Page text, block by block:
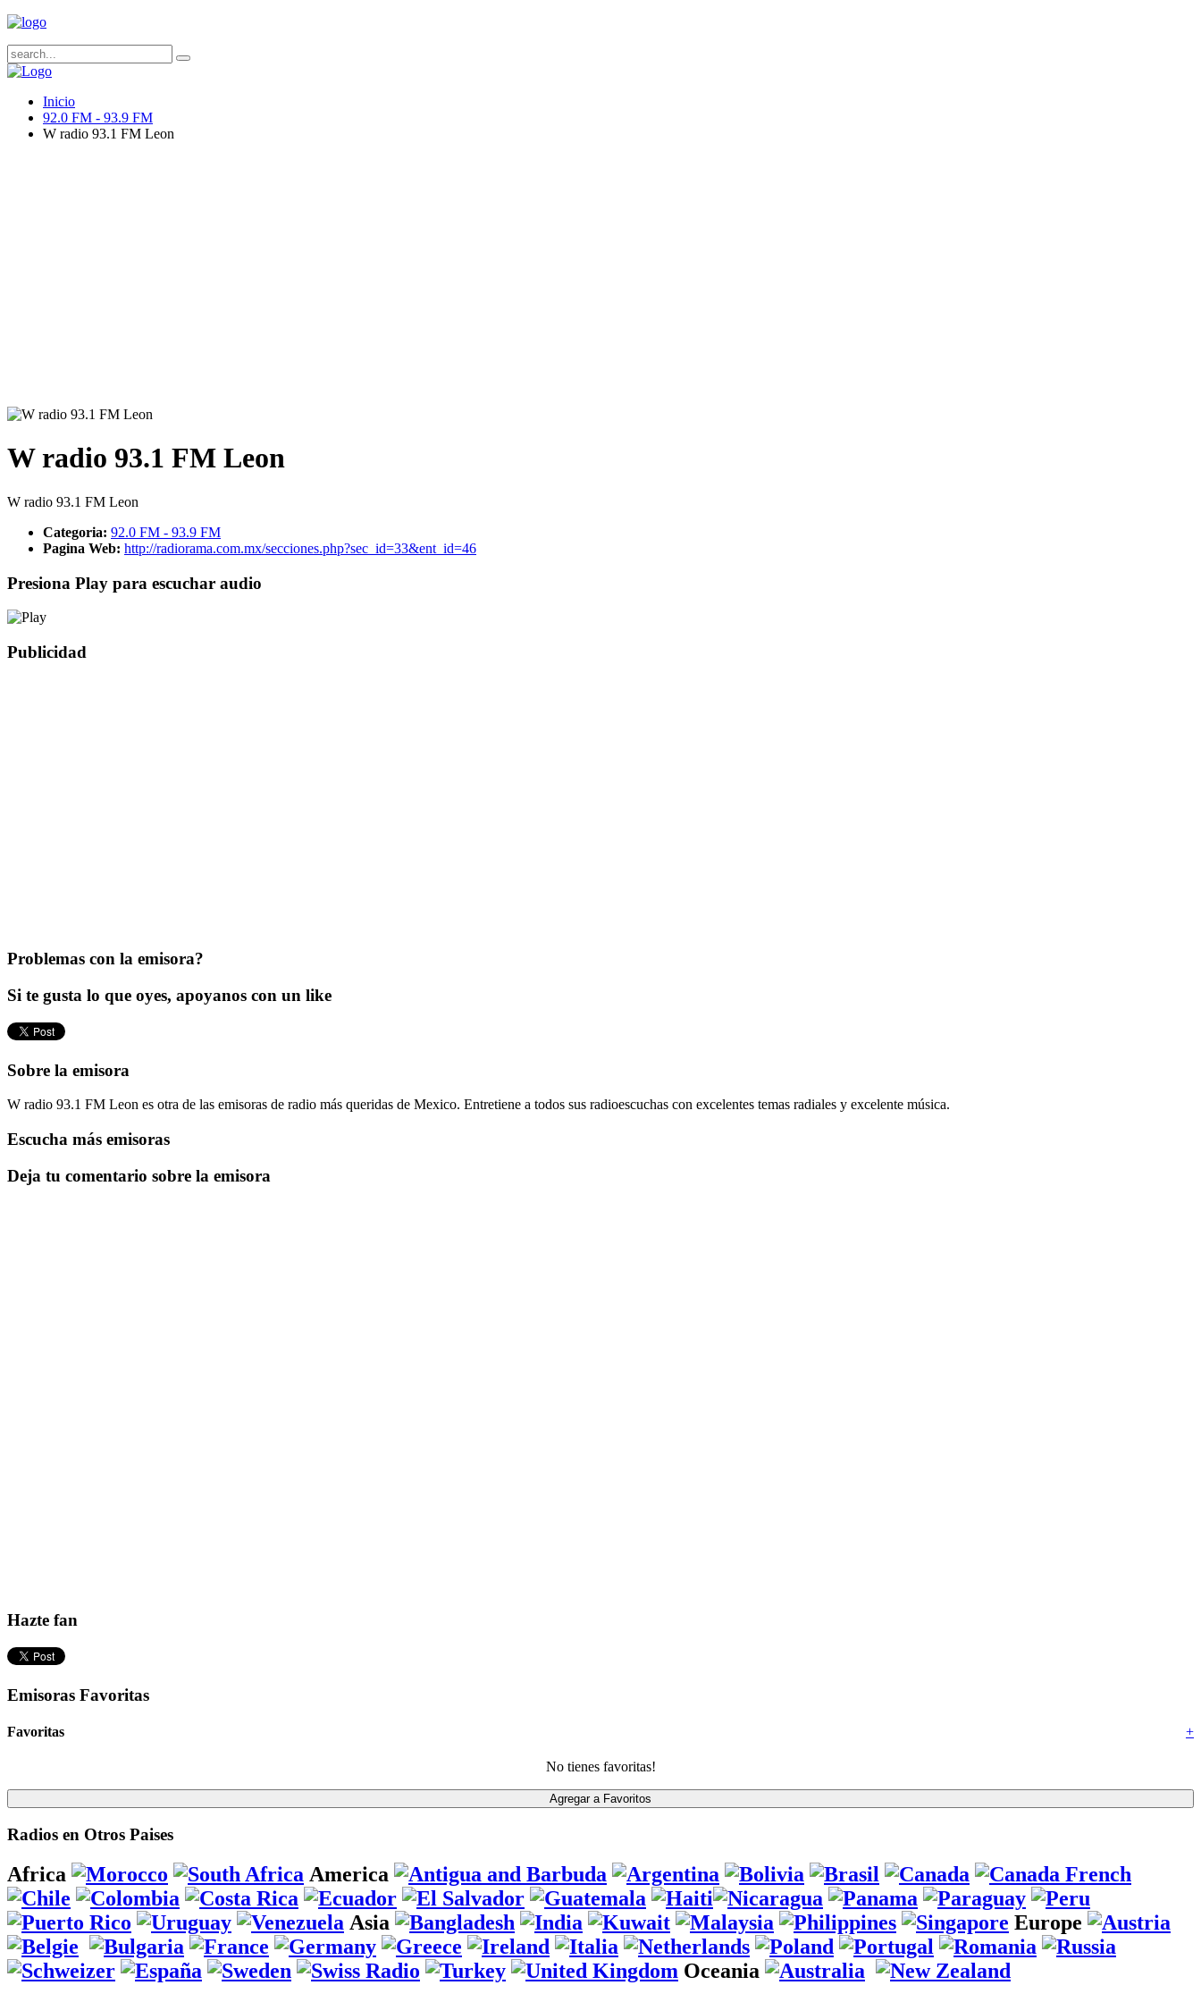
Inicio
92.0 FM - 93.9 FM
W radio 93.1 FM Leon
W radio 93.1 FM Leon
W radio 93.1 FM Leon
Categoria: 92.0 FM - 93.9 FM
Pagina Web: http://radiorama.com.mx/secciones.php?sec_id=33&ent_id=46
Presiona Play para escuchar audio
Publicidad
Problemas con la emisora?
Si te gusta lo que oyes, apoyanos con un like
Sobre la emisora
W radio 93.1 FM Leon es otra de las emisoras de radio más queridas de Mexico. Entretiene a todos sus radioescuchas con excelentes temas radiales y excelente música.
Escucha más emisoras
Deja tu comentario sobre la emisora
Hazte fan
Emisoras Favoritas
+
Favoritas
No tienes favoritas!
Radios en Otros Paises
Africa America
Asia Europe
Oceania